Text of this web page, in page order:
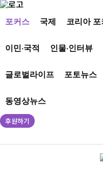
포커스 국제 코리아
이민·국적 인물·인터뷰
글로벌라이프 포토뉴스
동영상뉴스
후원하기